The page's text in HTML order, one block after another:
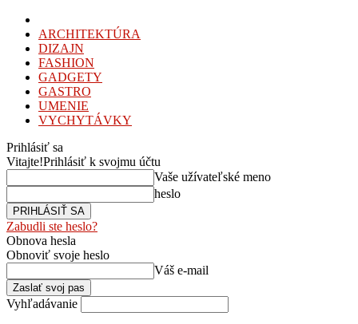
ARCHITEKTÚRA
DIZAJN
FASHION
GADGETY
GASTRO
UMENIE
VYCHYTÁVKY
Prihlásiť sa
Vitajte!Prihlásiť k svojmu účtu
Vaše užívateľské meno
heslo
Zabudli ste heslo?
Obnova hesla
Obnoviť svoje heslo
Váš e-mail
Vyhľadávanie